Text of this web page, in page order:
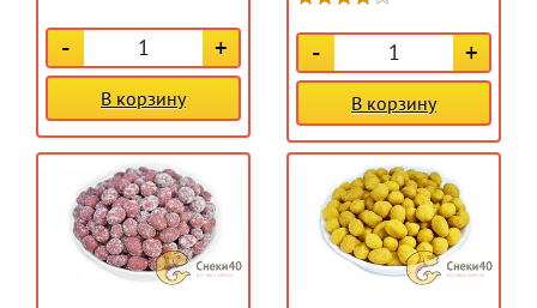
- +
В корзину
- +
В корзину